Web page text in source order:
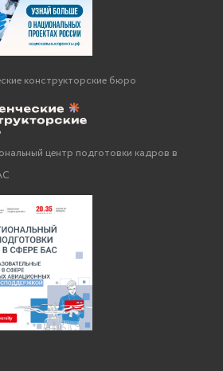
конструкторские бюро
центр подготовки кадров в